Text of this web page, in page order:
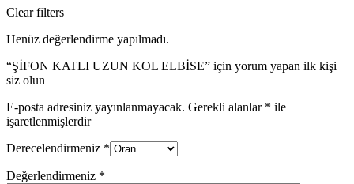
Clear filters
Henüz değerlendirme yapılmadı.
“ŞİFON KATLI UZUN KOL ELBİSE” için yorum yapan ilk kişi
siz olun
E-posta adresiniz yayınlanmayacak. Gerekli alanlar * ile
işaretlenmişlerdir
Derecelendirmeniz *
Değerlendirmeniz *